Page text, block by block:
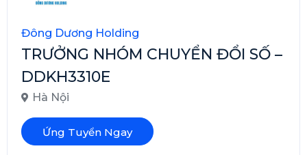
Đông Dương Holding
TRƯỞNG NHÓM CHUYỂN ĐỔI SỐ –
DDKH3310E
Hà Nội
Ứng Tuyển Ngay